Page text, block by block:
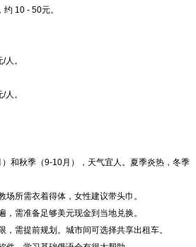
10 - 50元。
。
。
和秋季（9-10月），天气宜人。夏季炎热，冬季
所需衣着得体，女性建议带头巾。
需准备足够美元现金到当地兑换。
需提前规划。城市间可选择共享出租车。